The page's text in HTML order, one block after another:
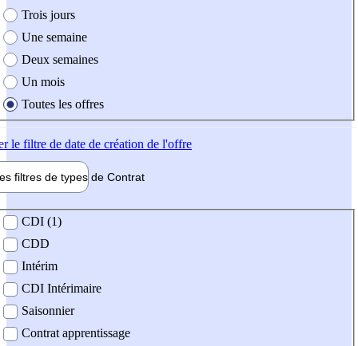
Trois jours
Une semaine
Deux semaines
Un mois
Toutes les offres
le filtre de date de création de l'offre
filtres de types de Contrat
contrat
CDI (1)
CDD
Intérim
CDI Intérimaire
Saisonnier
Contrat apprentissage